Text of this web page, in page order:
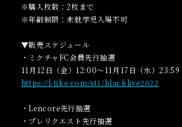
※購入枚数：2枚まで
※年齢制限：未就学児入場不可
▼販売スケジュール
・ミクチャFC会員先行抽選
11月12日（金）12:00～11月17日（水）23:59
https://l-tike.com/st1/blacklive2022
・Lencore先行抽選
・プレリクエスト先行抽選